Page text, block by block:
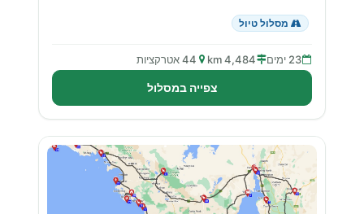
מסלול טיול
23 ימים 4,484 km 44 אטרקציות
צפייה במסלול